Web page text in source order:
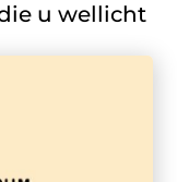
u wellicht